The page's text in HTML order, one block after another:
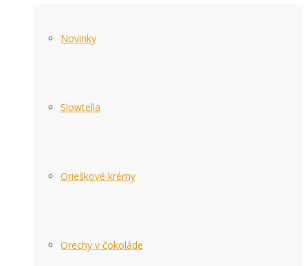
Novinky
Slowtella
Orieškové krémy
Orechy v čokoláde